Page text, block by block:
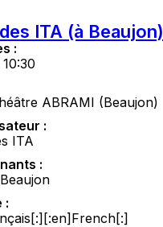
ITA (à Beaujon)
:
ABRAMI (Beaujon)
:
ITA
:
: